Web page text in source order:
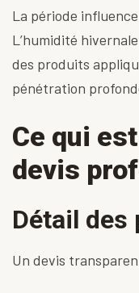
La période
L’humidité
des produits
pénétration
Ce qui
devis
Détail des
Un devis